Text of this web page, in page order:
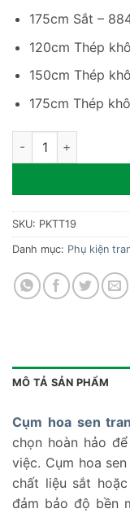
175cm Sắt –
120cm Thép
150cm Thép
175cm Thép
Cụm hoa sen trang
SKU: PKTT19
Danh mục: Phụ kiện
MÔ TẢ SẢN PHẨM
Cụm hoa sen
chọn hoàn hảo
việc. Cụm hoa
chất liệu sắt
đảm bảo độ bền